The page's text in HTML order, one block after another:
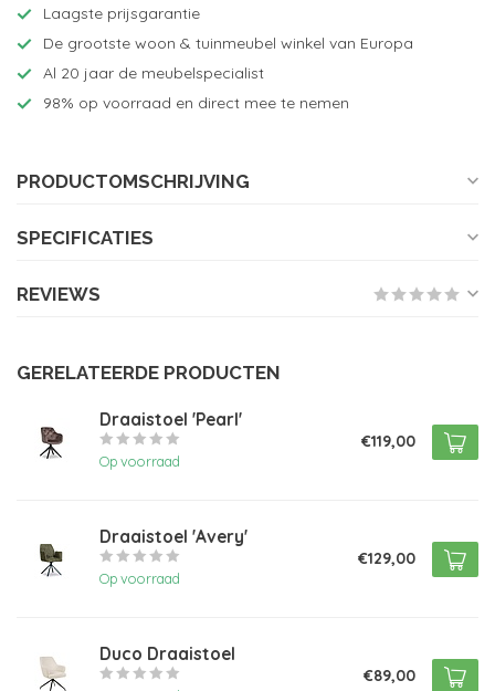
Laagste prijsgarantie
De grootste woon & tuinmeubel winkel van Europa
Al 20 jaar de meubelspecialist
98% op voorraad en direct mee te nemen
PRODUCTOMSCHRIJVING
SPECIFICATIES
REVIEWS
GERELATEERDE PRODUCTEN
Draaistoel 'Pearl'
Op voorraad
€119,00
Draaistoel 'Avery'
Op voorraad
€129,00
Duco Draaistoel
€89,00